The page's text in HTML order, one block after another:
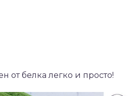
от белка легко и просто!